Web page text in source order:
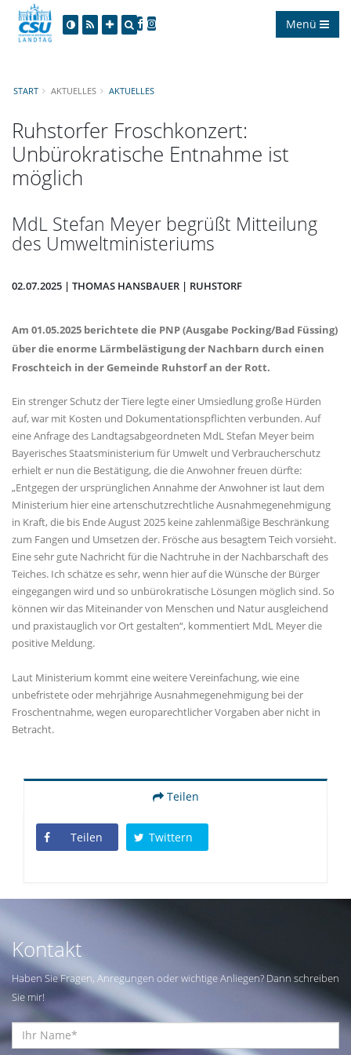
Menü
START AKTUELLES AKTUELLES
Ruhstorfer Froschkonzert:
Unbürokratische Entnahme ist
möglich
MdL Stefan Meyer begrüßt Mitteilung
des Umweltministeriums
02.07.2025 | THOMAS HANSBAUER | RUHSTORF
Am 01.05.2025 berichtete die PNP (Ausgabe Pocking/Bad Füssing)
über die enorme Lärmbelästigung der Nachbarn durch einen
Froschteich in der Gemeinde Ruhstorf an der Rott.
Ein strenger Schutz der Tiere legte einer Umsiedlung große Hürden
auf, war mit Kosten und Dokumentationspflichten verbunden. Auf
eine Anfrage des Landtagsabgeordneten MdL Stefan Meyer beim
Bayerisches Staatsministerium für Umwelt und Verbraucherschutz
erhielt er nun die Bestätigung, die die Anwohner freuen dürfte:
Entgegen der ursprünglichen Annahme der Anwohner ist laut dem
Ministerium hier eine artenschutzrechtliche Ausnahmegenehmigung
in Kraft, die bis Ende August 2025 keine zahlenmäßige Beschränkung
zum Fangen und Umsetzen der. Frösche aus besagtem Teich vorsieht.
Eine sehr gute Nachricht für die Nachtruhe in der Nachbarschaft des
Teiches. Ich schätze es sehr, wenn hier auf die Wünsche der Bürger
eingegangen wird und so unbürokratische Lösungen möglich sind. So
können wir das Miteinander von Menschen und Natur ausgleichend
und praxistauglich vor Ort gestalten“, kommentiert MdL Meyer die
positive Meldung.
Laut Ministerium kommt eine weitere Vereinfachung, wie eine
unbefristete oder mehrjährige Ausnahmegenehmigung bei der
Froschentnahme, wegen europarechtlicher Vorgaben aber nicht in
Betracht.
Teilen
Teilen Twittern
Kontakt
Haben Sie Fragen, Anregungen oder wichtige Anliegen? Dann schreiben
Sie mir!